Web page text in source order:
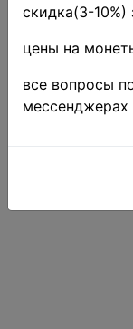
скидка(3-
цены на
все вопросы